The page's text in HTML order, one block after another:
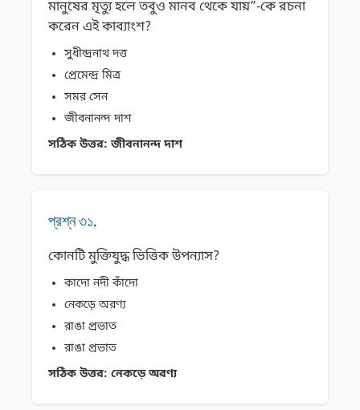
মানুষের মৃত্যু হলে তবুও মানব থেকে যায়”-কে রচনা
করেন এই কাব্যাংশ?
সুধীন্দ্রনাথ দত্ত
প্রেমেন্দ্র মিত্র
সমর সেন
জীবনানন্দ দাশ
সঠিক উত্তর: জীবনানন্দ দাশ
প্রশ্ন ৩১.
কোনটি মুক্তিযুদ্ধ ভিত্তিক উপন্যাস?
কাদো নদী কাঁদো
নেকড়ে অরণ্য
রাঙা প্রভাত
রাঙা প্রভাত
সঠিক উত্তর: নেকড়ে অরণ্য